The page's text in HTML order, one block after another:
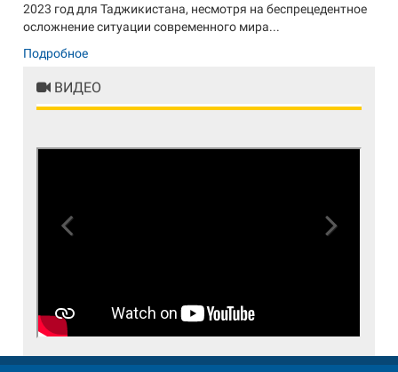
2023 год для Таджикистана, несмотря на беспрецедентное
осложнение ситуации современного мира...
Подробное
ВИДЕО